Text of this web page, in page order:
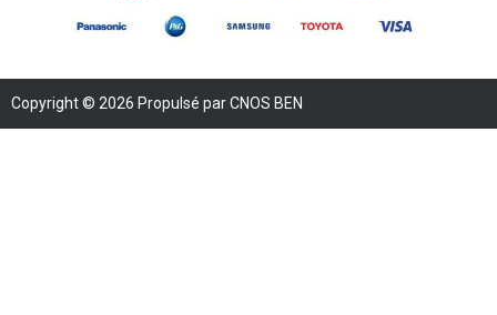
Copyright © 2026 Propulsé par CNOS BEN